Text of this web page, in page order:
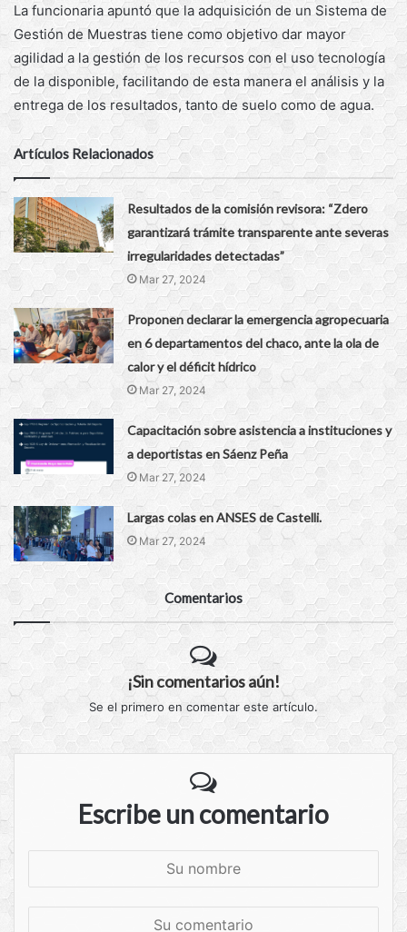
La funcionaria apuntó que la adquisición de un Sistema de
Gestión de Muestras tiene como objetivo dar mayor
agilidad a la gestión de los recursos con el uso tecnología
de la disponible, facilitando de esta manera el análisis y la
entrega de los resultados, tanto de suelo como de agua.
Artículos Relacionados
Resultados de la comisión revisora: “Zdero
garantizará trámite transparente ante severas
irregularidades detectadas”
Mar 27, 2024
Proponen declarar la emergencia agropecuaria
en 6 departamentos del chaco, ante la ola de
calor y el déficit hídrico
Mar 27, 2024
Capacitación sobre asistencia a instituciones y
a deportistas en Sáenz Peña
Mar 27, 2024
Largas colas en ANSES de Castelli.
Mar 27, 2024
Comentarios
¡Sin comentarios aún!
Se el primero en comentar este artículo.
Escribe un comentario